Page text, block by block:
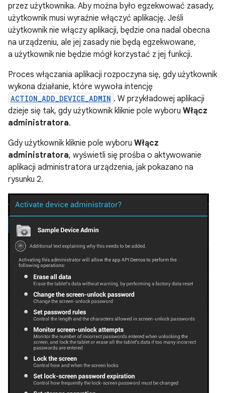
przez użytkownika. Aby można było egzekwować zasady,
użytkownik musi wyraźnie włączyć aplikację. Jeśli
użytkownik nie włączy aplikacji, będzie ona nadal obecna
na urządzeniu, ale jej zasady nie będą egzekwowane,
a użytkownik nie będzie mógł korzystać z jej funkcji.
Proces włączania aplikacji rozpoczyna się, gdy użytkownik
wykona działanie, które wywoła intencję
ACTION_ADD_DEVICE_ADMIN . W przykładowej aplikacji
dzieje się tak, gdy użytkownik kliknie pole wyboru Włącz
administratora.
Gdy użytkownik kliknie pole wyboru Włącz
administratora, wyświetli się prośba o aktywowanie
aplikacji administratora urządzenia, jak pokazano na
rysunku 2.